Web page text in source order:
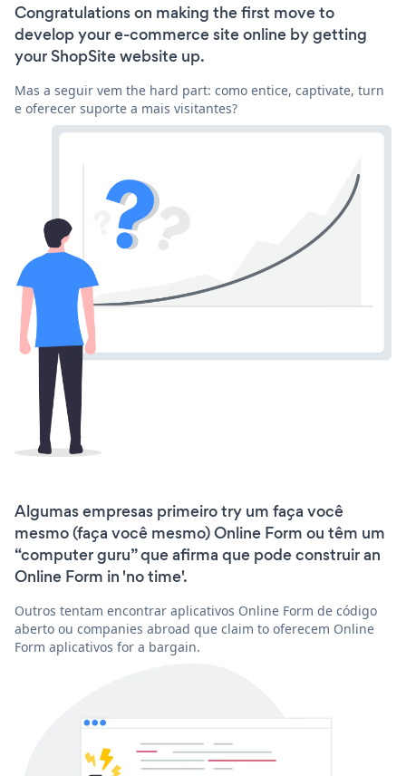
Congratulations on making the first move to
develop your e-commerce site online by getting
your ShopSite website up.
Mas a seguir vem the hard part: como entice, captivate, turn
e oferecer suporte a mais visitantes?
Algumas empresas primeiro try um faça você
mesmo (faça você mesmo) Online Form ou têm um
“computer guru” que afirma que pode construir an
Online Form in 'no time'.
Outros tentam encontrar aplicativos Online Form de código
aberto ou companies abroad que claim to oferecem Online
Form aplicativos for a bargain.